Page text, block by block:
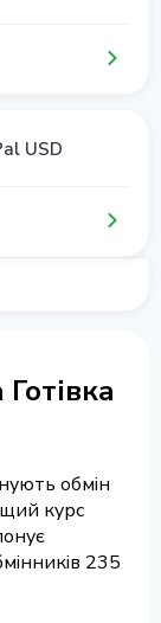
USD
обмін
курс
235